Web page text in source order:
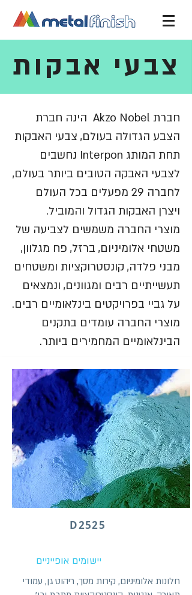
צבעי אבקות
חברת Akzo Nobel הינה חברת
הצבע הגדולה בעולם, צבעי האבקות
תחת המותג Interpon נחשבים
לצבעי האבקה הטובים ביותר בעולם,
לחברה 29 מפעלים בכל העולם
ויצרן האבקות הגדול והמוביל.
מוצרי החברה משמשים לצביעה של
משטחי אלומיניום, ברזל, פח מגלוון,
מבני פלדה, קונסטרוקציות ומשטחים
תעשייתיים רבים ומגוונים, ונמצאים
על גביי בפרויקטים בינלאומיים רבים.
מוצרי החברה עומדים בתקנים
הבינלאומיים המחמירים ביותר.
D2525
יישומים אופייניים
חלונות אלומיניום, קירות מסך, ריהוט גן, עמודי